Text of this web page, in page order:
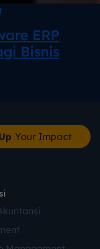
ERP
Bisnis
Your Impact